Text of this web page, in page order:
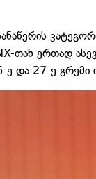
თან ერთად
ე და 27-ე გრემი